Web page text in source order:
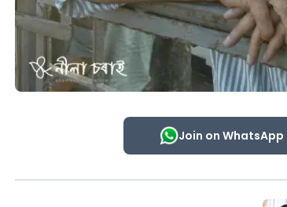
Join on WhatsApp